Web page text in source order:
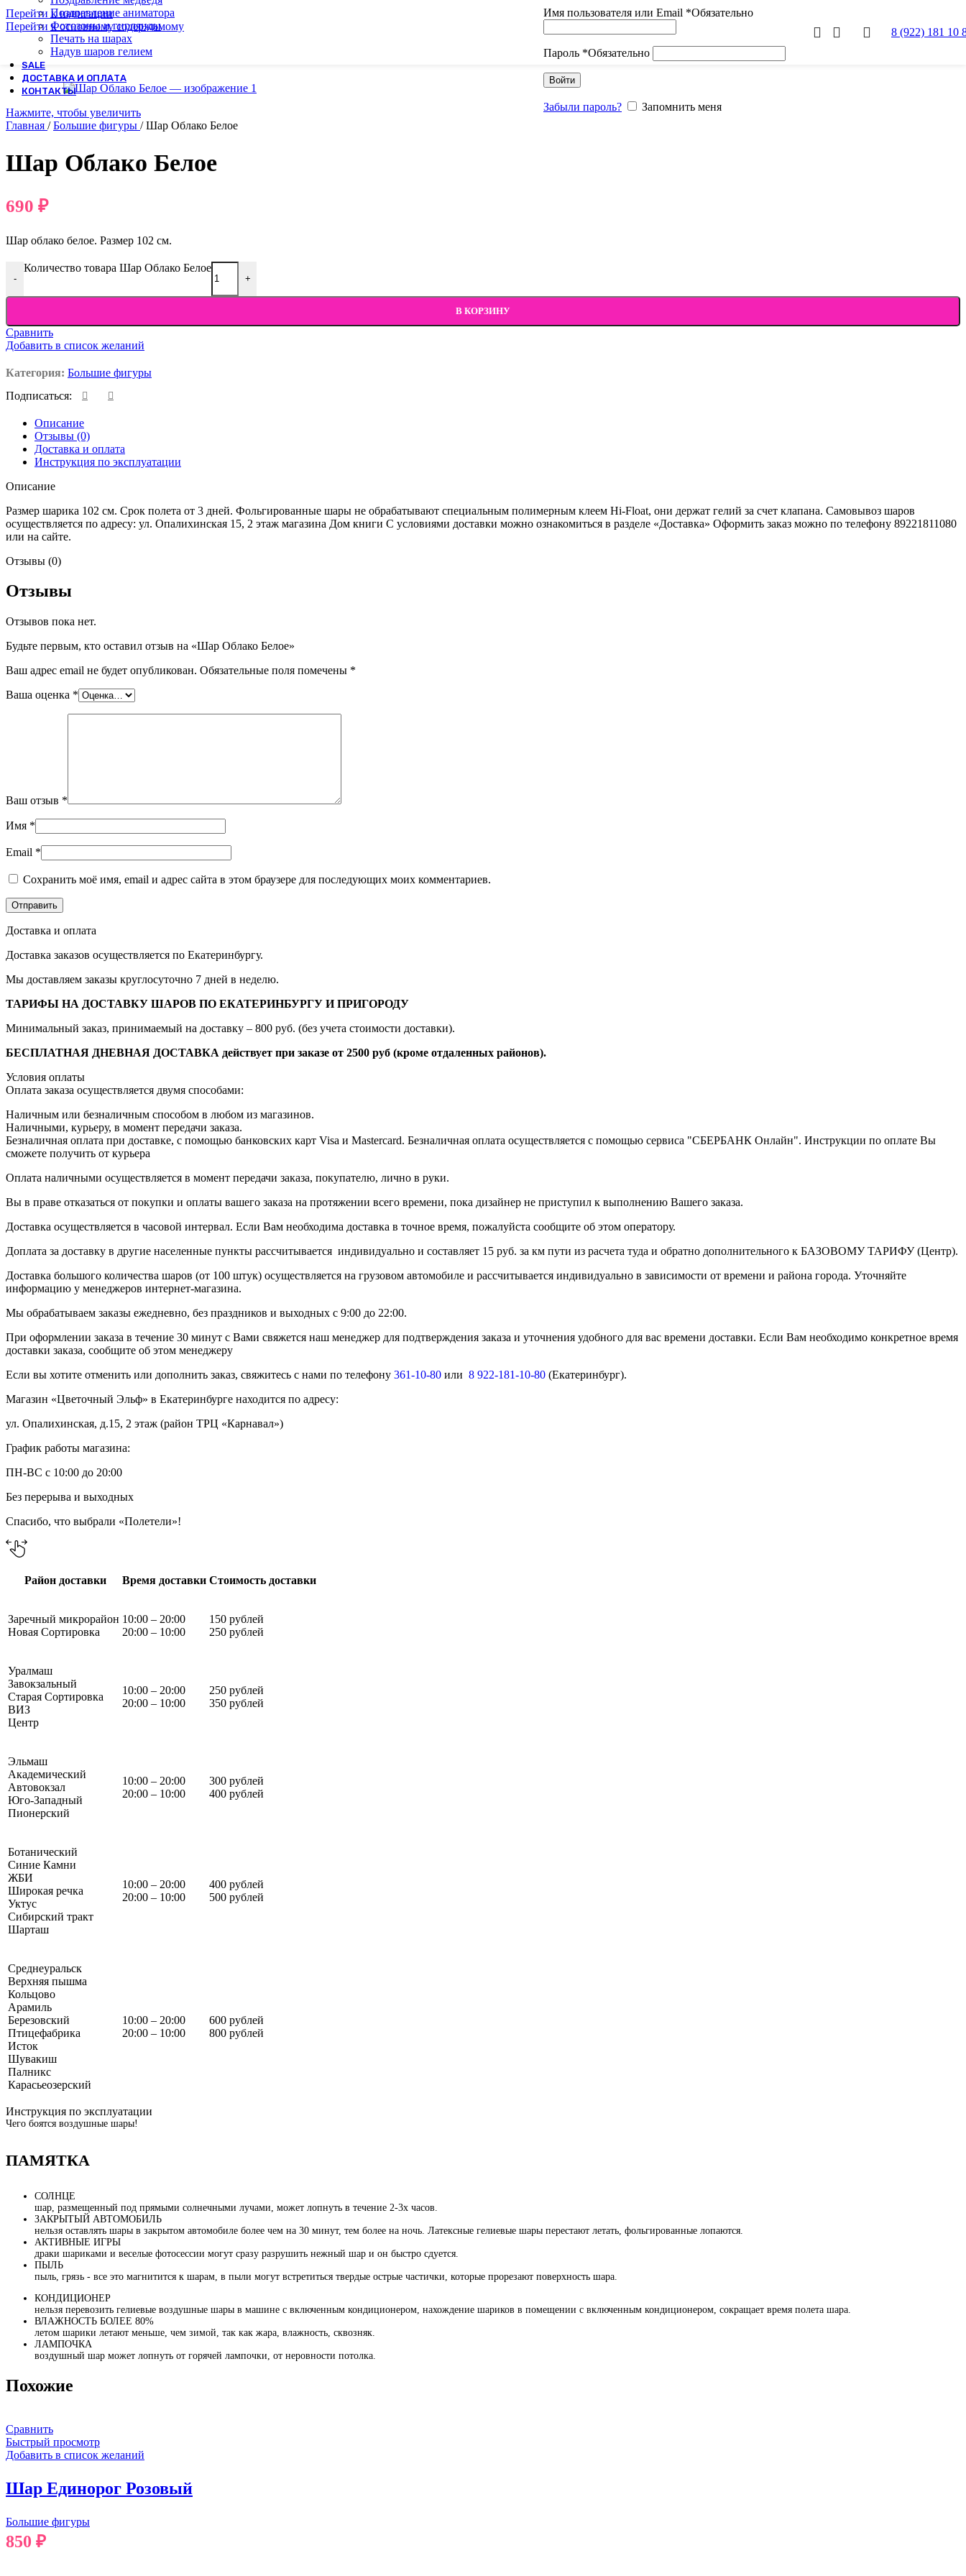
Перейти к навигации
Перейти к основному содержимому
Поздравление аниматора
Фотозоны и гирлянды
Печать на шарах
Надув шаров гелием
SALE
ДОСТАВКА И ОПЛАТА
КОНТАКТЫ
Имя пользователя или Email *Обязательно
Пароль *Обязательно
Войти
Забыли пароль? Запомнить меня
8 (922) 181 10
Нажмите, чтобы увеличить
Главная / Большие фигуры / Шар Облако Белое
Шар Облако Белое
690 ₽
Шар облако белое. Размер 102 см.
-
Количество товара Шар Облако Белое
+
В КОРЗИНУ
Сравнить
Добавить в список желаний
Категория: Большие фигуры
Подписаться:
Описание
Отзывы (0)
Доставка и оплата
Инструкция по эксплуатации
Описание
Размер шарика 102 см. Срок полета от 3 дней. Фольгированные шары не обрабатывают специальным полимерным клеем Hi-Float, они держат гелий за счет клапана. Самовывоз шаров
осуществляется по адресу: ул. Опалихинская 15, 2 этаж магазина Дом книги С условиями доставки можно ознакомиться в разделе «Доставка» Оформить заказ можно по телефону 89221811080
или на сайте.
Отзывы (0)
Отзывы
Отзывов пока нет.
Будьте первым, кто оставил отзыв на «Шар Облако Белое»
Ваш адрес email не будет опубликован. Обязательные поля помечены *
Ваша оценка *
Ваш отзыв *
Имя *
Email *
Сохранить моё имя, email и адрес сайта в этом браузере для последующих моих комментариев.
Доставка и оплата
Доставка заказов осуществляется по Екатеринбургу.
Мы доставляем заказы круглосуточно 7 дней в неделю.
ТАРИФЫ НА ДОСТАВКУ ШАРОВ ПО ЕКАТЕРИНБУРГУ И ПРИГОРОДУ
Минимальный заказ, принимаемый на доставку – 800 руб. (без учета стоимости доставки).
БЕСПЛАТНАЯ ДНЕВНАЯ ДОСТАВКА действует при заказе от 2500 руб (кроме отдаленных районов).
Условия оплаты
Оплата заказа осуществляется двумя способами:
Наличным или безналичным способом в любом из магазинов.
Наличными, курьеру, в момент передачи заказа.
Безналичная оплата при доставке, с помощью банковских карт Visa и Mastercard. Безналичная оплата осуществляется с помощью сервиса "СБЕРБАНК Онлайн". Инструкции по оплате Вы
сможете получить от курьера
Оплата наличными осуществляется в момент передачи заказа, покупателю, лично в руки.
Вы в праве отказаться от покупки и оплаты вашего заказа на протяжении всего времени, пока дизайнер не приступил к выполнению Вашего заказа.
Доставка осуществляется в часовой интервал. Если Вам необходима доставка в точное время, пожалуйста сообщите об этом оператору.
Доплата за доставку в другие населенные пункты рассчитывается индивидуально и составляет 15 руб. за км пути из расчета туда и обратно дополнительного к БАЗОВОМУ ТАРИФУ (Центр).
Доставка большого количества шаров (от 100 штук) осуществляется на грузовом автомобиле и рассчитывается индивидуально в зависимости от времени и района города. Уточняйте
информацию у менеджеров интернет-магазина.
Мы обрабатываем заказы ежедневно, без праздников и выходных с 9:00 до 22:00.
При оформлении заказа в течение 30 минут с Вами свяжется наш менеджер для подтверждения заказа и уточнения удобного для вас времени доставки. Если Вам необходимо конкретное время
доставки заказа, сообщите об этом менеджеру
Если вы хотите отменить или дополнить заказ, свяжитесь с нами по телефону 361-10-80 или 8 922-181-10-80 (Екатеринбург).
Магазин «Цветочный Эльф» в Екатеринбурге находится по адресу:
ул. Опалихинская, д.15, 2 этаж (район ТРЦ «Карнавал»)
График работы магазина:
ПН-ВС с 10:00 до 20:00
Без перерыва и выходных
Спасибо, что выбрали «Полетели»!
Район доставки Время доставки Стоимость доставки
Заречный микрорайон
Новая Сортировка
10:00 – 20:00
20:00 – 10:00
150 рублей
250 рублей
Уралмаш
Завокзальный
Старая Сортировка
ВИЗ
Центр
10:00 – 20:00
20:00 – 10:00
250 рублей
350 рублей
Эльмаш
Академический
Автовокзал
Юго-Западный
Пионерский
10:00 – 20:00
20:00 – 10:00
300 рублей
400 рублей
Ботанический
Синие Камни
ЖБИ
Широкая речка
Уктус
Сибирский тракт
Шарташ
10:00 – 20:00
20:00 – 10:00
400 рублей
500 рублей
Среднеуральск
Верхняя пышма
Кольцово
Арамиль
Березовский
Птицефабрика
Исток
Шувакиш
Палникс
Карасьеозерский
10:00 – 20:00
20:00 – 10:00
600 рублей
800 рублей
Инструкция по эксплуатации
Чего боятся воздушные шары!
ПАМЯТКА
СОЛНЦЕ
шар, размещенный под прямыми солнечными лучами, может лопнуть в течение 2-3х часов.
ЗАКРЫТЫЙ АВТОМОБИЛЬ
нельзя оставлять шары в закрытом автомобиле более чем на 30 минут, тем более на ночь. Латексные гелиевые шары перестают летать, фольгированные лопаются.
АКТИВНЫЕ ИГРЫ
драки шариками и веселые фотосессии могут сразу разрушить нежный шар и он быстро сдуется.
ПЫЛЬ
пыль, грязь - все это магнитится к шарам, в пыли могут встретиться твердые острые частички, которые прорезают поверхность шара.
КОНДИЦИОНЕР
нельзя перевозить гелиевые воздушные шары в машине с включенным кондиционером, нахождение шариков в помещении с включенным кондиционером, сокращает время полета шара.
ВЛАЖНОСТЬ БОЛЕЕ 80%
летом шарики летают меньше, чем зимой, так как жара, влажность, сквозняк.
ЛАМПОЧКА
воздушный шар может лопнуть от горячей лампочки, от неровности потолка.
Похожие
Сравнить
Быстрый просмотр
Добавить в список желаний
Шар Единорог Розовый
Большие фигуры
850 ₽